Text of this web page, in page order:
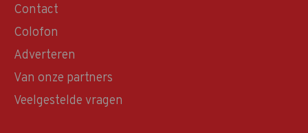
Contact
Colofon
Adverteren
Van onze partners
Veelgestelde vragen